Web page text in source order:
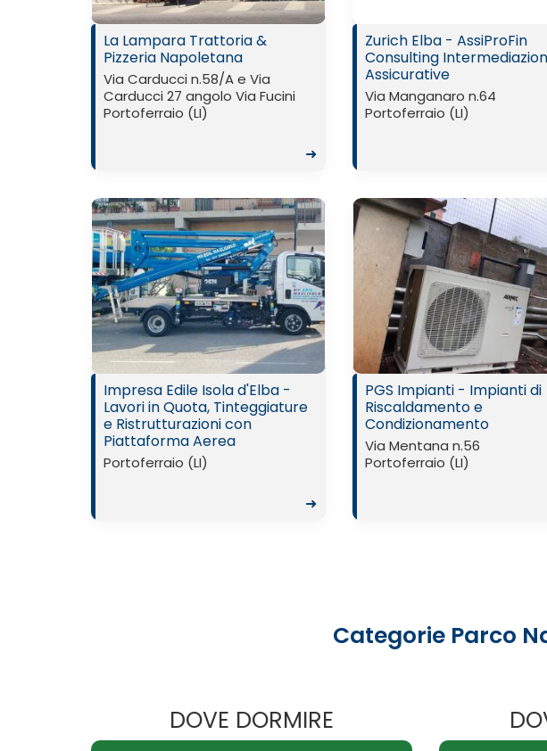
La Lampara Trattoria &
Pizzeria Napoletana
Via Carducci n.58/A e Via
Carducci 27 angolo Via Fucini
Portoferraio (LI)
➜
Zurich Elba - AssiProFin
Consulting
Assicurative
Via Manganaro n.64
Portoferraio (LI)
Impresa Edile Isola d'Elba -
Lavori in Quota, Tinteggiature
e Ristrutturazioni con
Piattaforma Aerea
Portoferraio (LI)
➜
PGS Impianti - Impianti di
Riscaldamento e
Condizionamento
Via Mentana n.56
Portoferraio (LI)
Categorie Parco
DOVE DORMIRE